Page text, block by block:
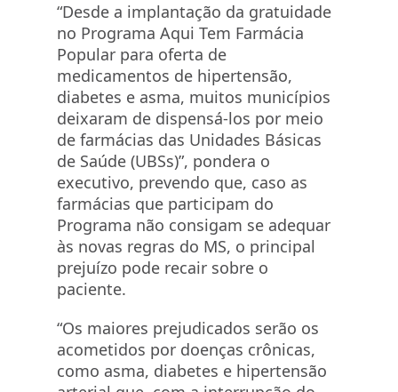
“Desde a implantação da gratuidade
no Programa Aqui Tem Farmácia
Popular para oferta de
medicamentos de hipertensão,
diabetes e asma, muitos municípios
deixaram de dispensá-los por meio
de farmácias das Unidades Básicas
de Saúde (UBSs)”, pondera o
executivo, prevendo que, caso as
farmácias que participam do
Programa não consigam se adequar
às novas regras do MS, o principal
prejuízo pode recair sobre o
paciente.
“Os maiores prejudicados serão os
acometidos por doenças crônicas,
como asma, diabetes e hipertensão